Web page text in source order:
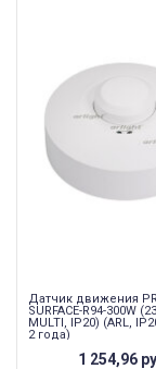
Датчик движения
SURFACE-R94-300W
MULTI, IP20) (ARL,
2 года)
1 254,96